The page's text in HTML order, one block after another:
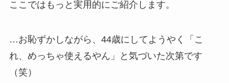
ここではもっと実用的にご紹介します。
…お恥ずかしながら、44歳にしてようやく「こ
れ、めっちゃ使えるやん」と気づいた次第です
（笑）